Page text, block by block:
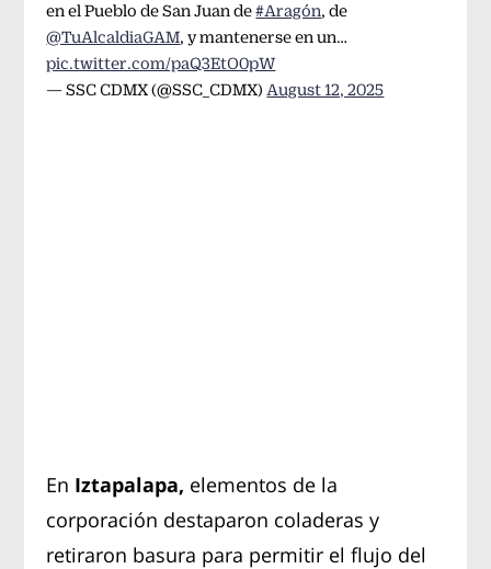
en el Pueblo de San Juan de#Aragón, de
@TuAlcaldiaGAM, y mantenerse en un…
pic.twitter.com/paQ3EtO0pW
— SSC CDMX (@SSC_CDMX) August 12, 2025
En Iztapalapa, elementos de la
corporación destaparon coladeras y
retiraron basura para permitir el flujo del